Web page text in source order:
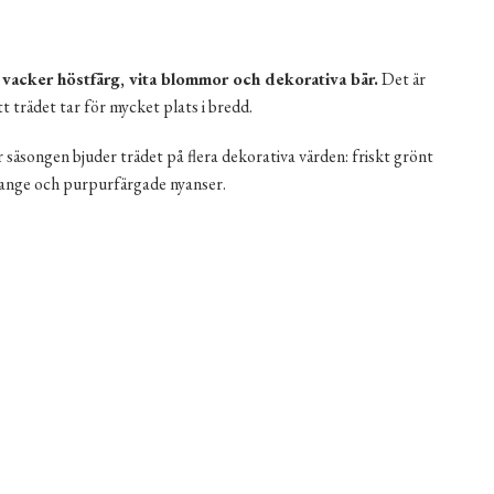
höstfärg, vita blommor och dekorativa bär.Det är
trädet tar för mycket plats i bredd.
bjuder trädet på flera dekorativa värden: friskt grönt
och purpurfärgade nyanser.